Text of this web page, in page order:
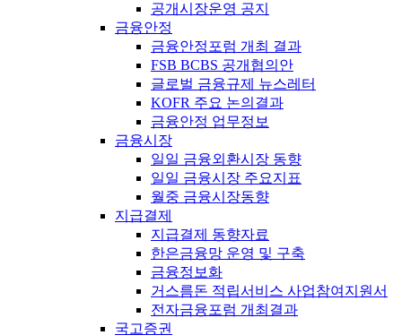
공개시장운영 공지
금융안정
금융안정포럼 개최 결과
FSB BCBS 공개협의안
글로벌 금융규제 뉴스레터
KOFR 주요 논의결과
금융안정 업무정보
금융시장
일일 금융외환시장 동향
일일 금융시장 주요지표
월중 금융시장동향
지급결제
지급결제 동향자료
한은금융망 운영 및 구축
금융정보화
거스름돈 적립서비스 사업참여지원서
전자금융포럼 개최결과
국고증권